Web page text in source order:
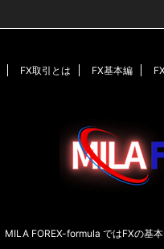
FX取引とは FX基本編
MILA FOREX-formula ではFXの基